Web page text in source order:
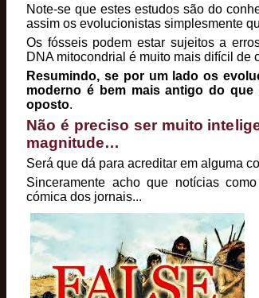
Note-se que estes estudos são do
assim os evolucionistas simplesmente
Os fósseis podem estar sujeitos a
DNA mitocondrial é muito mais difícil de
Resumindo, se por um lado os
moderno é bem mais antigo do
oposto.
Não é preciso ser muito
magnitude…
Será que dá para acreditar em alguma
Sinceramente acho que notícias
cómica dos jornais...